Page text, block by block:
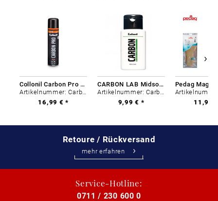
Collonil Carbon Pro 400 ml
16,99 € *
CARBON LAB Midsole Cleaner
9,99 € *
11,99
Retoure / Rückversand
mehr erfahren
Service-Hotline:
0711 / 230 600 0